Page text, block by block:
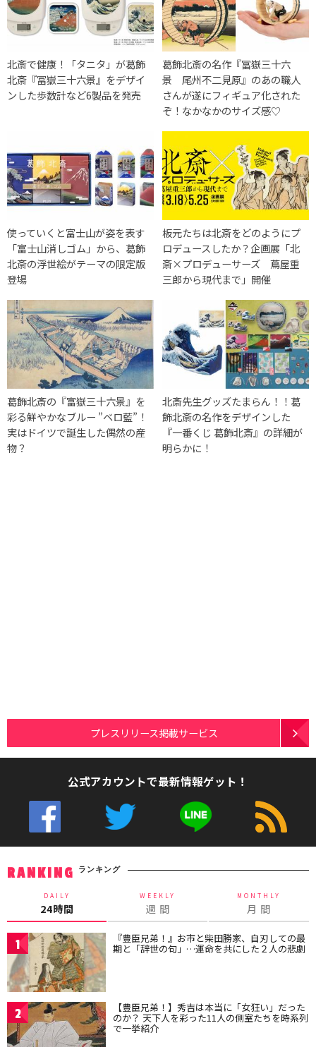
北斎で健康！「タニタ」が葛飾
北斎『冨嶽三十六景』をデザイ
ンした歩数計など6製品を発売
葛飾北斎の名作『冨嶽三十六
景 尾州不二見原』のあの職人
さんが遂にフィギュア化された
ぞ！なかなかのサイズ感♡
使っていくと富士山が姿を表す
「富士山消しゴム」から、葛飾
北斎の浮世絵がテーマの限定版
登場
板元たちは北斎をどのようにプ
ロデュースしたか？企画展「北
斎×プロデューサーズ 蔦屋重
三郎から現代まで」開催
葛飾北斎の『富嶽三十六景』を
彩る鮮やかなブルー ”ベロ藍”！
実はドイツで誕生した偶然の産
物？
北斎先生グッズたまらん！！葛
飾北斎の名作をデザインした
『一番くじ 葛飾北斎』の詳細が
明らかに！
プレスリリース掲載サービス
公式アカウントで最新情報ゲット！
RANKING ランキング
DAILY
24時間
WEEKLY
週 間
MONTHLY
月 間
1 『豊臣兄弟！』お市と柴田勝家、自刃しての最
期と「辞世の句」…運命を共にした２人の悲劇
2 【豊臣兄弟！】秀吉は本当に「女狂い」だった
のか？ 天下人を彩った11人の側室たちを時系列
で一挙紹介